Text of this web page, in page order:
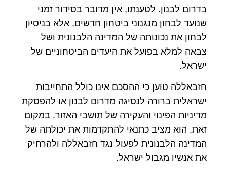
בדרום לבנון. לטענתו, אין מדובר בסידור זמני
שנועד לבחון מנגנוני ביטחון חדשים, אלא בניסיון
לבחון את נכונותה של המדינה הלבנונית ושל
צבאה למלא בפועל את היעדים הביטחוניים של
ישראל.
חזבאללה טוען כי ההסכם אינו כולל התחייבות
ישראלית ברורה לנסיגה מדרום לבנון או להפסקת
מדיניות הפינוי והעקירה של תושבי האזור. במקום
זאת, הוא מציב כתנאי להתקדמות את יכולתה של
המדינה הלבנונית לפעול נגד חזבאללה ולהרחיק
את אנשיו מגבול ישראל.